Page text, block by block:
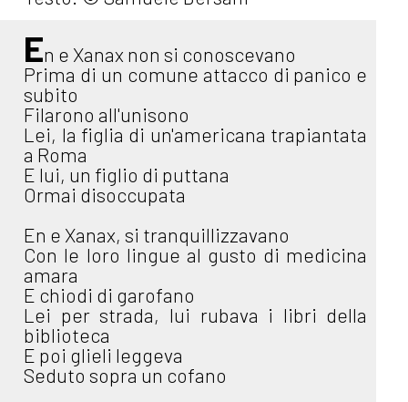
En e Xanax non si conoscevano
Prima di un comune attacco di panico e
subito
Filarono all'unisono
Lei, la figlia di un'americana trapiantata
a Roma
E lui, un figlio di puttana
Ormai disoccupata
En e Xanax, si tranquillizzavano
Con le loro lingue al gusto di medicina
amara
E chiodi di garofano
Lei per strada, lui rubava i libri della
biblioteca
E poi glieli leggeva
Seduto sopra un cofano